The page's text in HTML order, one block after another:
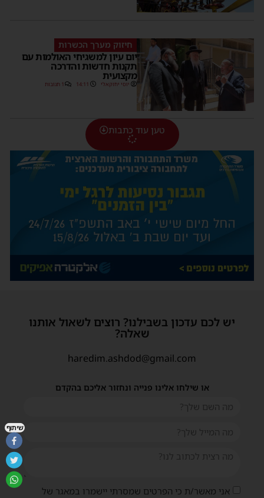
חיזוק מערך הכשרות
יום עיון למשגיחי האולמות עם
תקנות חדשות והדרכה
מקצועית
יוסי יחזקאלי 14:11 1 תגובות
טען עוד כתבות
יש לכם עדכון בשבילנו? רוצים לשאול אותנו
שאלה?
haredim.ashdod@gmail.com
או שילחו אלינו פנייה ונחזור אליכם בהקדם
אני מאשר/ת כי הפרטים שמסרתי יישמרו במאגר של
שיתוף